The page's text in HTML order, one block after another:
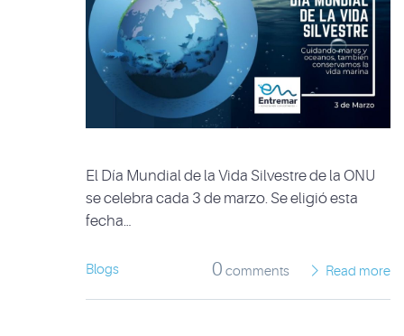
El Día Mundial de la Vida Silvestre de la ONU
se celebra cada 3 de marzo. Se eligió esta
fecha…
Blogs 0 comments Read more